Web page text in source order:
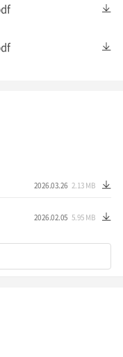
년 내 코스닥 상장을
서 나노게이트 개
수준의 제품 제조공
기업들과 긴밀히 협
수 있는 가격경쟁력을
제품군으로의 확
2.13 MB
2026.03.26
5.95 MB
2026.02.05